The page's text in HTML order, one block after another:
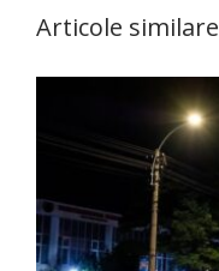
Articole similare